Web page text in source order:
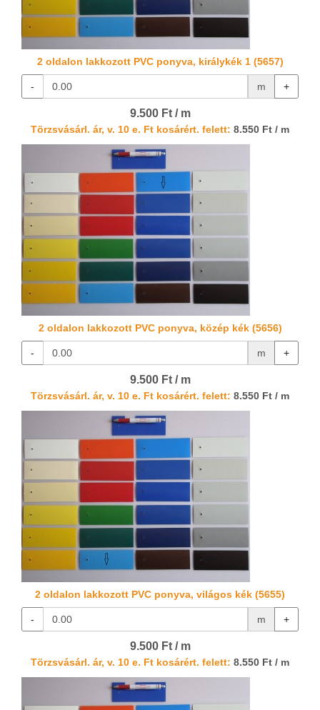
2 oldalon lakkozott PVC ponyva, királykék 1 (5657)
- m +
9.500 Ft / m
Törzsvásárl. ár, v. 10 e. Ft kosárért. felett: 8.550 Ft / m
2 oldalon lakkozott PVC ponyva, közép kék (5656)
- m +
9.500 Ft / m
Törzsvásárl. ár, v. 10 e. Ft kosárért. felett: 8.550 Ft / m
2 oldalon lakkozott PVC ponyva, világos kék (5655)
- m +
9.500 Ft / m
Törzsvásárl. ár, v. 10 e. Ft kosárért. felett: 8.550 Ft / m